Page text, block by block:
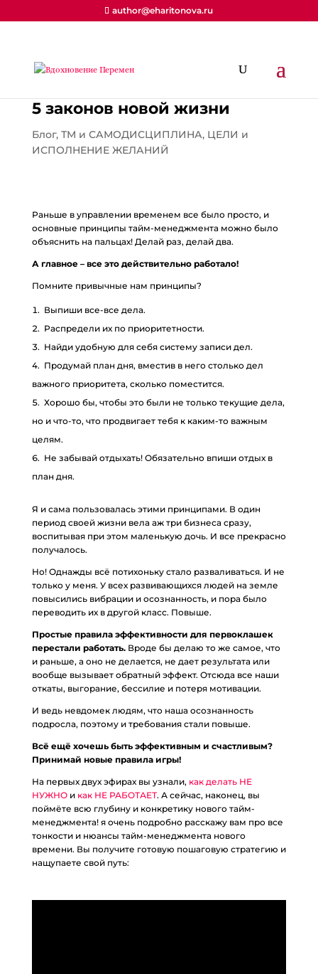
author@eharitonova.ru
5 законов новой жизни
Блог, ТМ и САМОДИСЦИПЛИНА, ЦЕЛИ и
ИСПОЛНЕНИЕ ЖЕЛАНИЙ
Раньше в управлении временем все было просто, и
основные принципы тайм-менеджмента можно было
объяснить на пальцах! Делай раз, делай два.
А главное – все это действительно работало!
Помните привычные нам принципы?
Выпиши все-все дела.
Распредели их по приоритетности.
Найди удобную для себя систему записи дел.
Продумай план дня, вместив в него столько дел
важного приоритета, сколько поместится.
Хорошо бы, чтобы это были не только текущие дела,
но и что-то, что продвигает тебя к каким-то важным
целям.
Не забывай отдыхать! Обязательно впиши отдых в
план дня.
Я и сама пользовалась этими принципами. В один
период своей жизни вела аж три бизнеса сразу,
воспитывая при этом маленькую дочь. И все прекрасно
получалось.
Но! Однажды всё потихоньку стало разваливаться. И не
только у меня. У всех развивающихся людей на земле
повысились вибрации и осознанность, и пора было
переводить их в другой класс. Повыше.
Простые правила эффективности для первоклашек
перестали работать.Вроде бы делаю то же самое, что
и раньше, а оно не делается, не дает результата или
вообще вызывает обратный эффект. Отсюда все наши
откаты, выгорание, бессилие и потеря мотивации.
И ведь невдомек людям, что наша осознанность
подросла, поэтому и требования стали повыше.
Всё ещё хочешь быть эффективным и счастливым?
Принимай новые правила игры!
На первых двух эфирах вы узнали, как делать НЕ
НУЖНОи как НЕ РАБОТАЕТ. А сейчас, наконец, вы
поймёте всю глубину и конкретику нового тайм-
менеджмента! я очень подробно расскажу вам про все
тонкости и нюансы тайм-менеджмента нового
времени. Вы получите готовую пошаговую стратегию и
нащупаете свой путь: